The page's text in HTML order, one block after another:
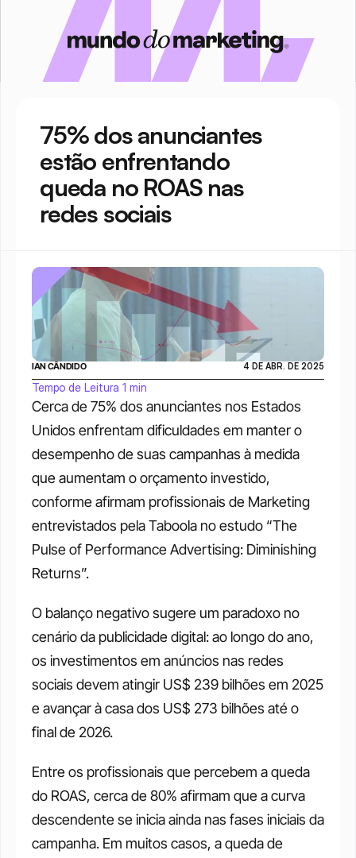
75% dos anunciantes
estão enfrentando
queda no ROAS nas
redes sociais
Cerca de 75% dos anunciantes nos Estados
Unidos enfrentam dificuldades em manter o
desempenho de suas campanhas à medida
que aumentam o orçamento investido,
conforme afirmam profissionais de Marketing
entrevistados pela Taboola no estudo “The
Pulse of Performance Advertising: Diminishing
Returns”.
O balanço negativo sugere um paradoxo no
cenário da publicidade digital: ao longo do ano,
os investimentos em anúncios nas redes
sociais devem atingir US$ 239 bilhões em 2025
e avançar à casa dos US$ 273 bilhões até o
final de 2026.
Entre os profissionais que percebem a queda
do ROAS, cerca de 80% afirmam que a curva
descendente se inicia ainda nas fases iniciais da
campanha. Em muitos casos, a queda de
IAN CÂNDIDO 4 DE ABR. DE 2025
Tempo de Leitura 1 min